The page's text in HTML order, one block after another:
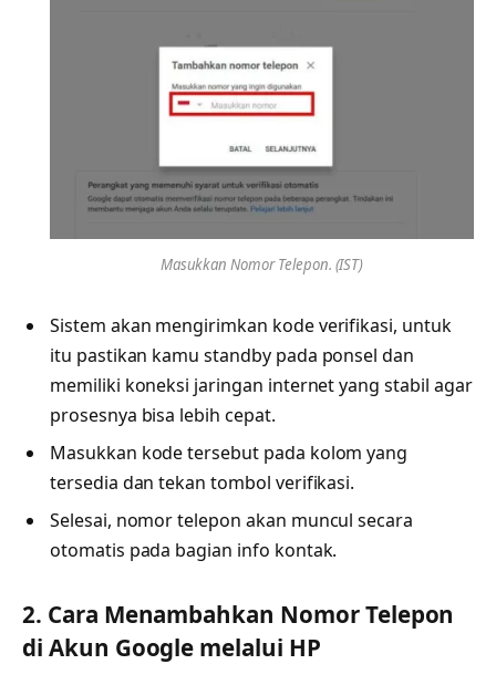
Masukkan Nomor Telepon. (IST)
Sistem akan mengirimkan kode verifikasi, untuk
itu pastikan kamu standby pada ponsel dan
memiliki koneksi jaringan internet yang stabil agar
prosesnya bisa lebih cepat.
Masukkan kode tersebut pada kolom yang
tersedia dan tekan tombol verifikasi.
Selesai, nomor telepon akan muncul secara
otomatis pada bagian info kontak.
2. Cara Menambahkan Nomor Telepon
di Akun Google melalui HP